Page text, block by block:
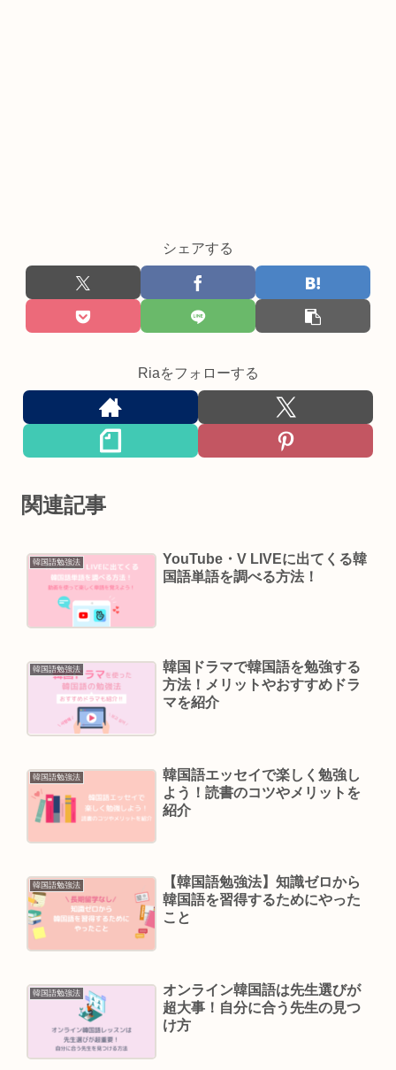
シェアする
Riaをフォローする
関連記事
韓国語勉強法
YouTube・V LIVEに出てくる韓
国語単語を調べる方法！
韓国語勉強法
韓国ドラマで韓国語を勉強する
方法！メリットやおすすめドラ
マを紹介
韓国語勉強法
韓国語エッセイで楽しく勉強し
よう！読書のコツやメリットを
紹介
韓国語勉強法
【韓国語勉強法】知識ゼロから
韓国語を習得するためにやった
こと
韓国語勉強法
オンライン韓国語は先生選びが
超大事！自分に合う先生の見つ
け方